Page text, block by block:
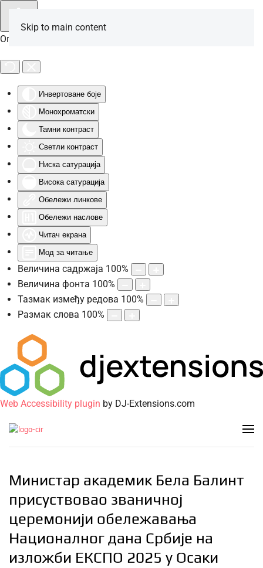
Опције за особе са инвалидитетом
Инвертоване боје
Монохроматски
Тамни контраст
Светли контраст
Ниска сатурација
Висока сатурација
Обележи линкове
Обележи наслове
Читач екрана
Мод за читање
Величина садржаја 100%
Величина фонта 100%
Тазмак између редова 100%
Размак слова 100%
Web Accessibility plugin by DJ-Extensions.com
Skip to main content
Министар академик Бела Балинт
присуствовао званичној
церемонији обележавања
Националног дана Србије на
изложби ЕКСПО 2025 у Осаки